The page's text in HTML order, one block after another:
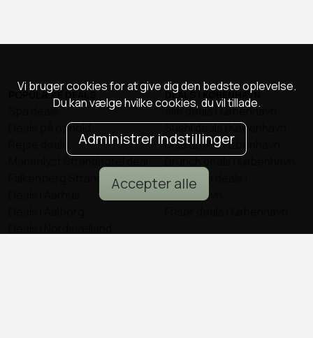
Vi bruger cookies for at give dig den bedste oplevelse.
Du kan vælge hvilke cookies, du vil tillade.
Administrer indstillinger
Accepter alle
POPULÆRE DEALS
Spa deals
Deals på ophold
Marienlyst Strandhotel deal
Falkenberg Strandbad deal
DEALS I KØBENHAVN
Alle deals i København
Sushi deals i København
Mad deals i København
Brunch deals i København
Massage deals i
København